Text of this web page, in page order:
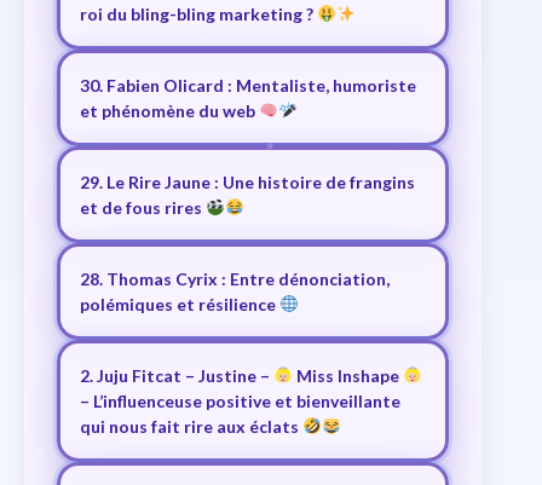
roi du bling-bling marketing ?
30. Fabien Olicard : Mentaliste, humoriste
et phénomène du web
29. Le Rire Jaune : Une histoire de frangins
et de fous rires
28. Thomas Cyrix : Entre dénonciation,
polémiques et résilience
2. Juju Fitcat – Justine –
Miss Inshape
– L’influenceuse positive et bienveillante
qui nous fait rire aux éclats